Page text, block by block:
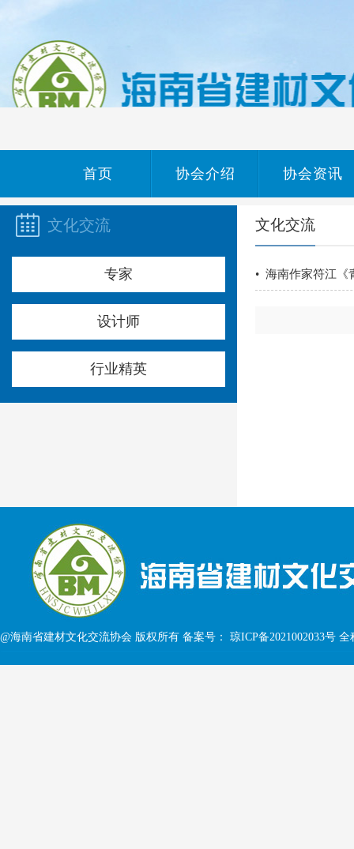
首页 协会介绍 协会资讯
文化交流
专家
设计师
行业精英
文化交流
• 海南作家符江《
@海南省建材文化交流协会 版权所有 备案号： 琼ICP备2021002033号 全